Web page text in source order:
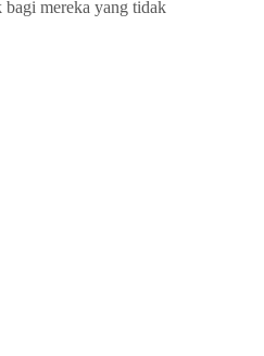
bagi mereka yang tidak